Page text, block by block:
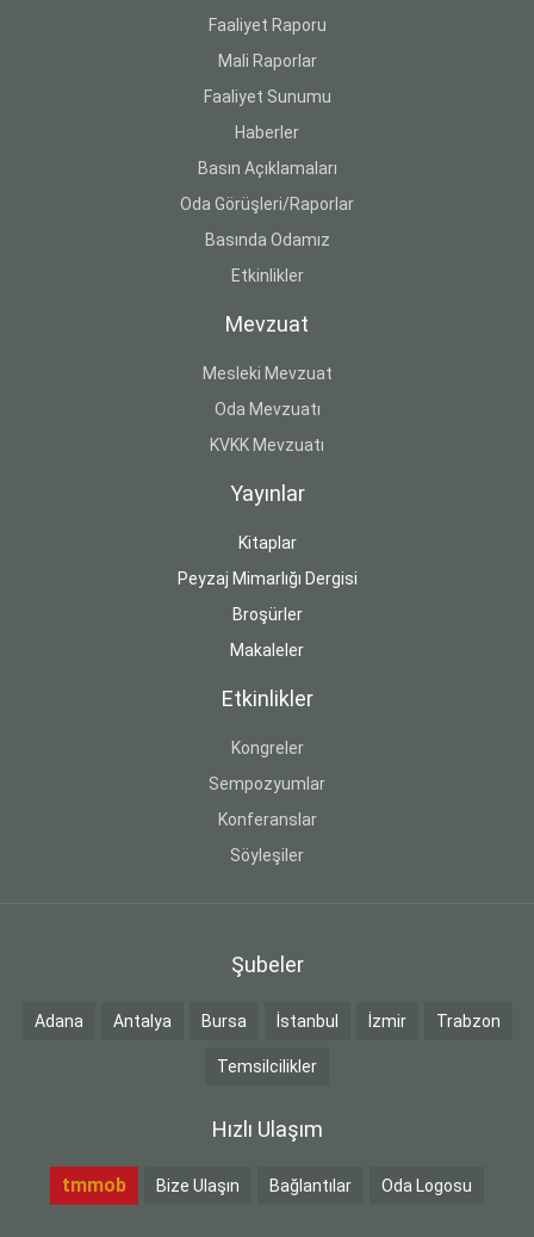
Faaliyet Raporu
Mali Raporlar
Faaliyet Sunumu
Haberler
Basın Açıklamaları
Oda Görüşleri/Raporlar
Basında Odamız
Etkinlikler
Mevzuat
Mesleki Mevzuat
Oda Mevzuatı
KVKK Mevzuatı
Yayınlar
Kitaplar
Peyzaj Mimarlığı Dergisi
Broşürler
Makaleler
Etkinlikler
Kongreler
Sempozyumlar
Konferanslar
Söyleşiler
Şubeler
Adana Antalya Bursa İstanbul İzmir Trabzon
Temsilcilikler
Hızlı Ulaşım
tmmob Bize Ulaşın Bağlantılar Oda Logosu